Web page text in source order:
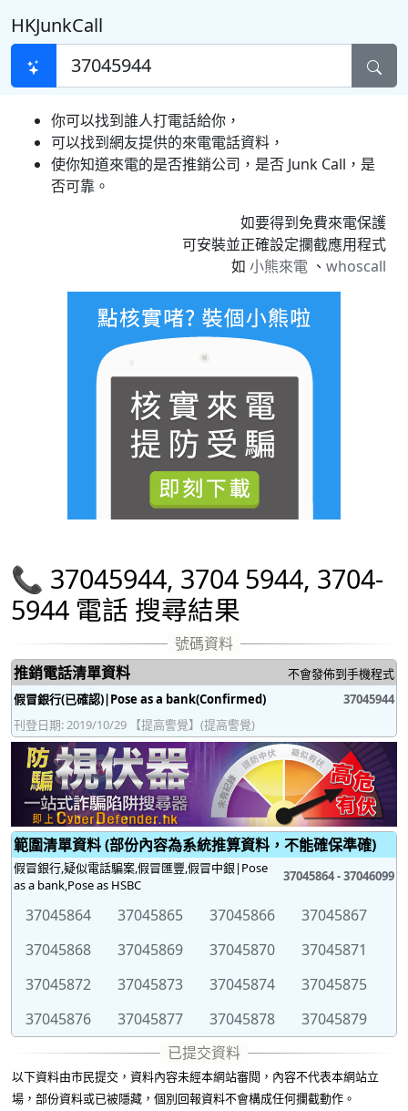
HKJunkCall
你可以找到誰人打電話給你，
可以找到網友提供的來電電話資料，
使你知道來電的是否推銷公司，是否 Junk Call，是
否可靠。
如要得到免費來電保護
可安裝並正確設定攔截應用程式
如 小熊來電 、 whoscall
📞 37045944, 3704 5944, 3704-
5944 電話 搜尋結果
推銷電話清單資料
不會發佈到手機程式
假冒銀行(已確認)|Pose as a bank(Confirmed)
37045944
刊登日期: 2019/10/29 【提高警覺】(提高警覺)
範圍清單資料 (部份內容為系統推算資料，不能確保準確)
假冒銀行,疑似電話騙案,假冒匯豐,假冒中銀|Pose
as a bank,Pose as HSBC
37045864 - 37046099
37045864 37045865 37045866
37045867
37045868
37045869 37045870
37045871
37045872
37045873 37045874
37045875
37045876
37045877 37045878
37045879
37045880
37045881 37045882
37045883
37045884
37045885 37045886
37045887
以下資料由市民提交，資料內容未經本網站審閱，內容不代表本網站立
場，部份資料或已被隱藏，個別回報資料不會構成任何攔截動作。